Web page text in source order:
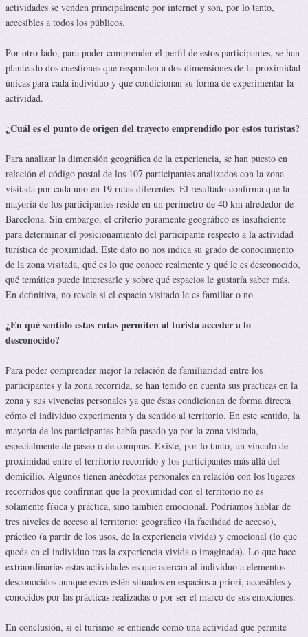
actividades se venden principalmente por internet y son, por lo tanto,
accesibles a todos los públicos.
Por otro lado, para poder comprender el perfil de estos participantes, se han
planteado dos cuestiones que responden a dos dimensiones de la proximidad
únicas para cada individuo y que condicionan su forma de experimentar la
actividad.
¿Cuál es el punto de origen del trayecto emprendido por estos turistas?
Para analizar la dimensión geográfica de la experiencia, se han puesto en
relación el código postal de los 107 participantes analizados con la zona
visitada por cada uno en 19 rutas diferentes. El resultado confirma que la
mayoría de los participantes reside en un perímetro de 40 km alrededor de
Barcelona. Sin embargo, el criterio puramente geográfico es insuficiente
para determinar el posicionamiento del participante respecto a la actividad
turística de proximidad. Este dato no nos indica su grado de conocimiento
de la zona visitada, qué es lo que conoce realmente y qué le es desconocido,
qué temática puede interesarle y sobre qué espacios le gustaría saber más.
En definitiva, no revela si el espacio visitado le es familiar o no.
¿En qué sentido estas rutas permiten al turista acceder a lo
desconocido?
Para poder comprender mejor la relación de familiaridad entre los
participantes y la zona recorrida, se han tenido en cuenta sus prácticas en la
zona y sus vivencias personales ya que éstas condicionan de forma directa
cómo el individuo experimenta y da sentido al territorio. En este sentido, la
mayoría de los participantes había pasado ya por la zona visitada,
especialmente de paseo o de compras. Existe, por lo tanto, un vínculo de
proximidad entre el territorio recorrido y los participantes más allá del
domicilio. Algunos tienen anécdotas personales en relación con los lugares
recorridos que confirman que la proximidad con el territorio no es
solamente física y práctica, sino también emocional. Podríamos hablar de
tres niveles de acceso al territorio: geográfico (la facilidad de acceso),
práctico (a partir de los usos, de la experiencia vivida) y emocional (lo que
queda en el individuo tras la experiencia vivida o imaginada). Lo que hace
extraordinarias estas actividades es que acercan al individuo a elementos
desconocidos aunque estos estén situados en espacios a priori, accesibles y
conocidos por las prácticas realizadas o por ser el marco de sus emociones.
En conclusión, si el turismo se entiende como una actividad que permite